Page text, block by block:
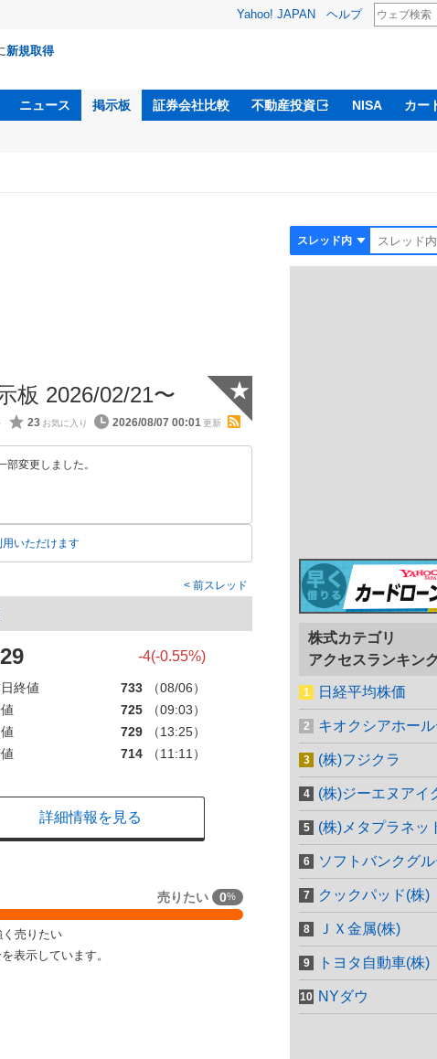
Yahoo! JAPAN ヘルプ
新規取得
ニュース 掲示板 証券会社比較 不動産投資 NISA カー
板 2026/02/21〜
23 2026/08/07 00:01
★
変更しました。
いただけます
前スレッド
-4(-0.55%)
終値 733
（08/06）
725
（09:03）
729
（13:25）
714 （11:11）
詳細情報を見る
売りたい 0%
く売りたい
表示しています。
株式カテゴリ
アクセスランキン
日経平均株価
キオクシアホー
(株)フジクラ
(株)ジーエヌアイ
(株)メタプラネッ
ソフトバンクグ
クックパッド(株)
ＪＸ金属(株)
トヨタ自動車(株)
NYダウ